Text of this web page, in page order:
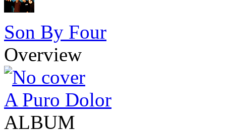
Son By Four
Overview
A Puro Dolor
ALBUM